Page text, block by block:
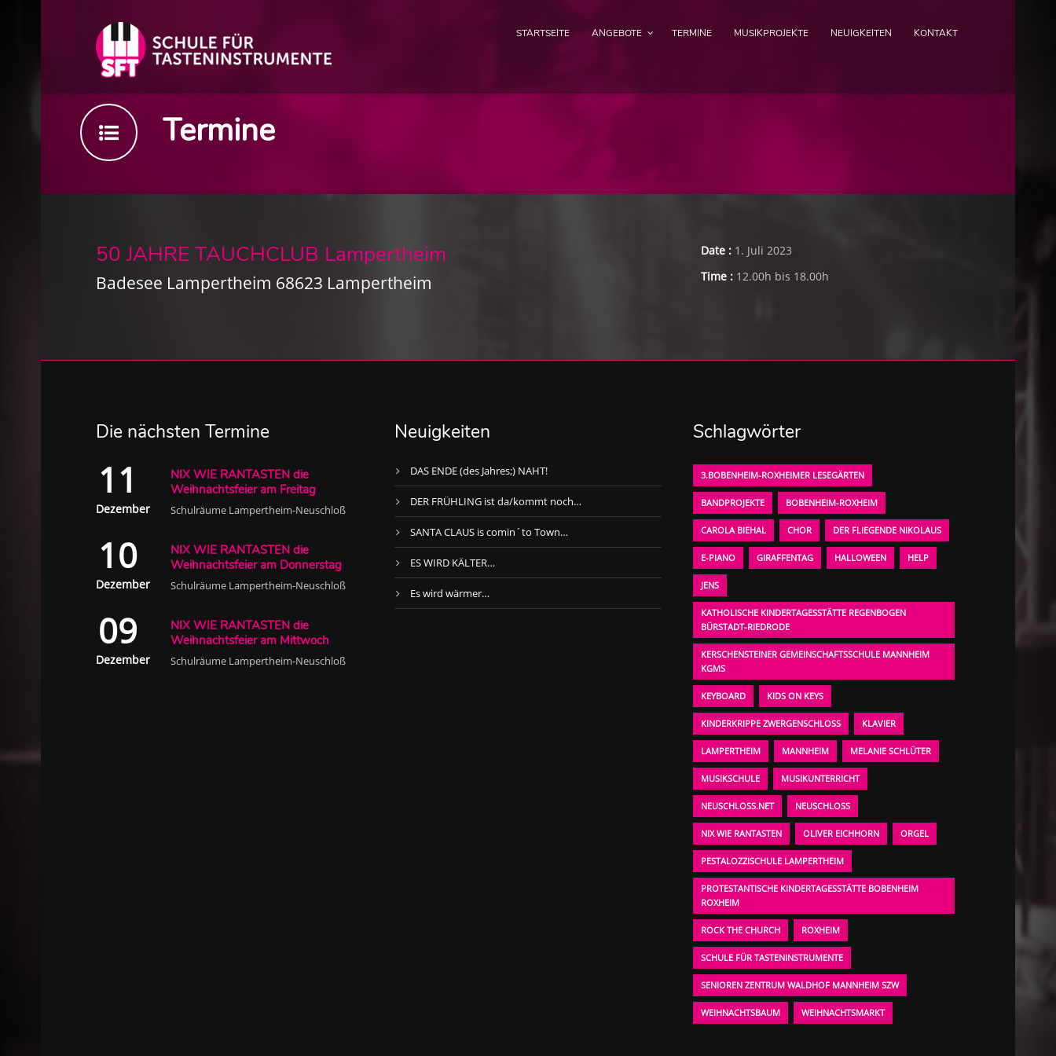
STARTSEITE ANGEBOTE TERMINE MUSIKPROJEKTE NEUIGKEITEN KONTAKT
Termine
Date : 1. Juli 2023
Time : 12.00h bis 18.00h
50 JAHRE TAUCHCLUB Lampertheim
Badesee Lampertheim 68623 Lampertheim
Die nächsten Termine
11
Dezember
NIX WIE RANTASTEN die
Weihnachtsfeier am Freitag
Schulräume Lampertheim-Neuschloß
10
Dezember
NIX WIE RANTASTEN die
Weihnachtsfeier am Donnerstag
Schulräume Lampertheim-Neuschloß
09
Dezember
NIX WIE RANTASTEN die
Weihnachtsfeier am Mittwoch
Schulräume Lampertheim-Neuschloß
Neuigkeiten
DAS ENDE (des Jahres;) NAHT!
DER FRÜHLING ist da/kommt noch…
SANTA CLAUS is comin´to Town…
ES WIRD KÄLTER…
Es wird wärmer…
Schlagwörter
3.BOBENHEIM-ROXHEIMER LESEGÄRTEN
BANDPROJEKTE BOBENHEIM-ROXHEIM
CAROLA BIEHAL CHOR DER FLIEGENDE NIKOLAUS
E-PIANO GIRAFFENTAG HALLOWEEN HELP
JENS
KATHOLISCHE KINDERTAGESSTÄTTE REGENBOGEN
BÜRSTADT-RIEDRODE
KERSCHENSTEINER GEMEINSCHAFTSSCHULE MANNHEIM
KGMS
KEYBOARD KIDS ON KEYS
KINDERKRIPPE ZWERGENSCHLOSS KLAVIER
LAMPERTHEIM MANNHEIM MELANIE SCHLÜTER
MUSIKSCHULE MUSIKUNTERRICHT
NEUSCHLOSS.NET NEUSCHLOSS
NIX WIE RANTASTEN OLIVER EICHHORN ORGEL
PESTALOZZISCHULE LAMPERTHEIM
PROTESTANTISCHE KINDERTAGESSTÄTTE BOBENHEIM
ROXHEIM
ROCK THE CHURCH ROXHEIM
SCHULE FÜR TASTENINSTRUMENTE
SENIOREN ZENTRUM WALDHOF MANNHEIM SZW
WEIHNACHTSBAUM WEIHNACHTSMARKT